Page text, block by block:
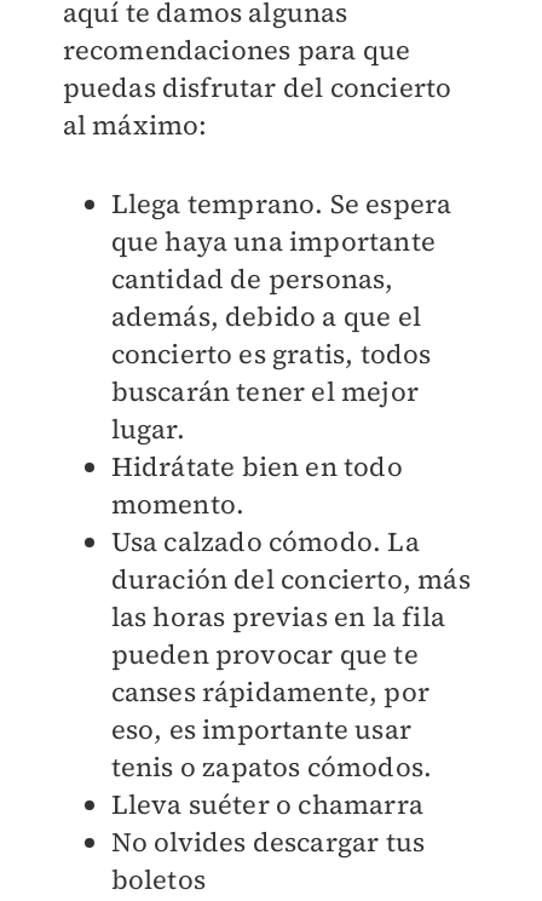
aquí te damos algunas
recomendaciones para que
puedas disfrutar del concierto
al máximo:
Llega temprano. Se espera
que haya una importante
cantidad de personas,
además, debido a que el
concierto es gratis, todos
buscarán tener el mejor
lugar.
Hidrátate bien en todo
momento.
Usa calzado cómodo. La
duración del concierto, más
las horas previas en la fila
pueden provocar que te
canses rápidamente, por
eso, es importante usar
tenis o zapatos cómodos.
Lleva suéter o chamarra
No olvides descargar tus
boletos